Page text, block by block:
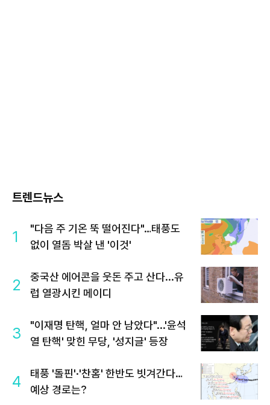
트렌드뉴스
1
"다음 주 기온 뚝 떨어진다"…태풍도
없이 열돔 박살 낸 '이것'
2
중국산 에어콘을 웃돈 주고 산다...유
럽 열광시킨 메이디
3
"이재명 탄핵, 얼마 안 남았다"...'윤석
열 탄핵' 맞힌 무당, '성지글' 등장
4
태풍 '돌핀'·'찬홈' 한반도 빗겨간다…
예상 경로는?